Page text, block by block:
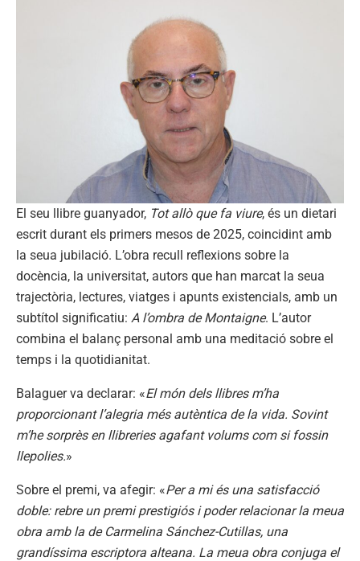
El seu llibre guanyador, Tot allò que fa viure, és un dietari
escrit durant els primers mesos de 2025, coincidint amb
la seua jubilació. L’obra recull reflexions sobre la
docència, la universitat, autors que han marcat la seua
trajectòria, lectures, viatges i apunts existencials, amb un
subtítol significatiu: A l’ombra de Montaigne. L’autor
combina el balanç personal amb una meditació sobre el
temps i la quotidianitat.
Balaguer va declarar: «El món dels llibres m’ha
proporcionant l’alegria més autèntica de la vida. Sovint
m’he sorprès en llibreries agafant volums com si fossin
llepolies.»
Sobre el premi, va afegir: «Per a mi és una satisfacció
doble: rebre un premi prestigiós i poder relacionar la meua
obra amb la de Carmelina Sánchez-Cutillas, una
grandíssima escriptora alteana. La meua obra conjuga el